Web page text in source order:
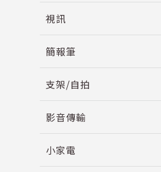
視訊
簡報筆
支架/自拍
影音傳輸
小家電